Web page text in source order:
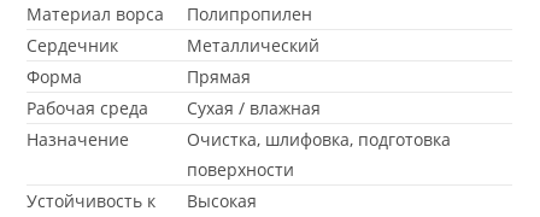
Материал ворса
Полипропилен
Сердечник
Металлический
Форма
Прямая
Рабочая среда
Сухая / влажная
Назначение
Очистка, шлифовка, подготовка
поверхности
Устойчивость к
Высокая